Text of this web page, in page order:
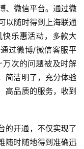
、微信平台。通过微
以随时得到上海联通
乐惠活动，多款大
过微博/微信客服平
次的问题被及时解
简洁明了，充分体验
高品质的服务，收到
的开通，不仅实现了
随时随地得到准确迅